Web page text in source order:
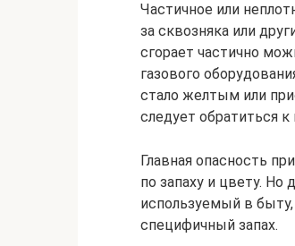
Частичное или
за сквозняка или
сгорает частично
газового
стало желтым или
следует обратиться к
Главная опасность
по запаху и цвету. Но
используемый в
специфичный запах.